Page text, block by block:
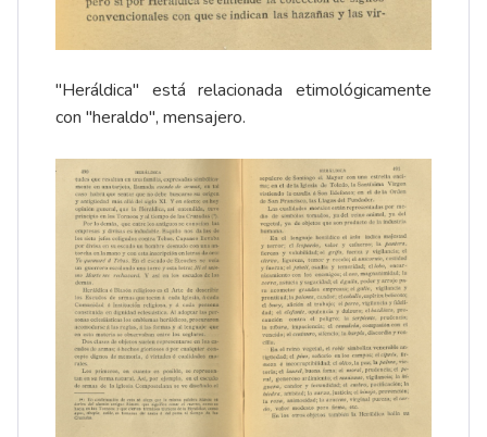
"Heráldica" está relacionada etimológicamente
con "heraldo", mensajero.